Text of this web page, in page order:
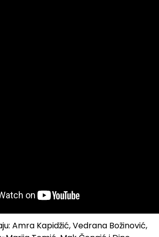
Amra Kapidžić, Vedrana Božinović,